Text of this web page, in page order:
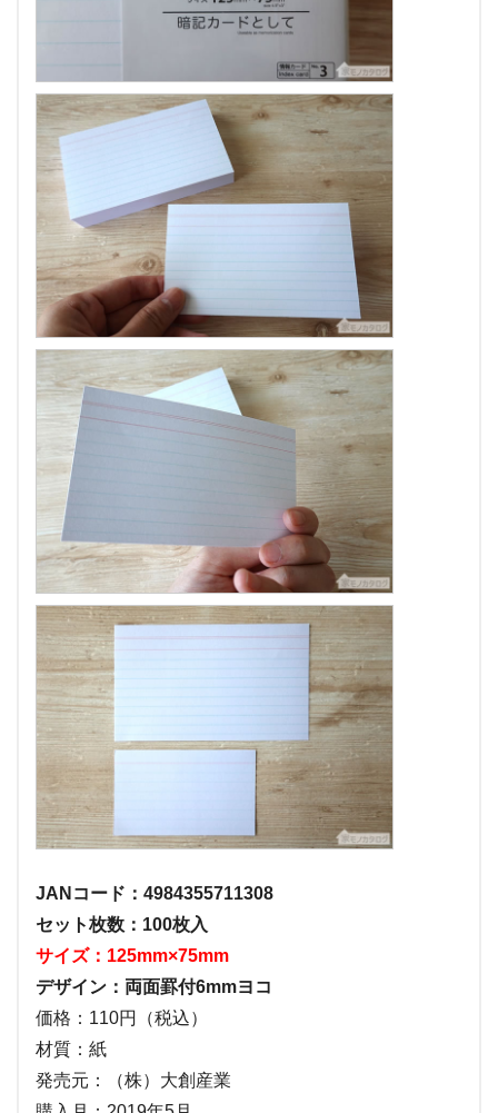
JANコード：4984355711308
セット枚数：100枚入
サイズ：125mm×75mm
デザイン：両面罫付6mmヨコ
価格：110円（税込）
材質：紙
発売元：（株）大創産業